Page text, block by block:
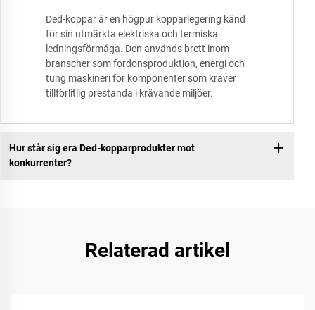
Ded-koppar är en högpur kopparlegering känd
för sin utmärkta elektriska och termiska
ledningsförmåga. Den används brett inom
branscher som fordonsproduktion, energi och
tung maskineri för komponenter som kräver
tillförlitlig prestanda i krävande miljöer.
Hur står sig era Ded-kopparprodukter mot
konkurrenter?
Relaterad artikel